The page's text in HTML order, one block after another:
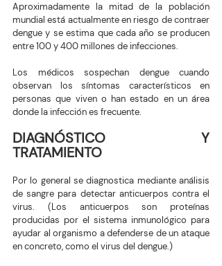
Aproximadamente la mitad de la población
mundial está actualmente en riesgo de contraer
dengue y se estima que cada año se producen
entre 100 y 400 millones de infecciones.
Los médicos sospechan dengue cuando
observan los síntomas característicos en
personas que viven o han estado en un área
donde la infección es frecuente.
DIAGNÓSTICO Y
TRATAMIENTO
Por lo general se diagnostica mediante análisis
de sangre para detectar anticuerpos contra el
virus. (Los anticuerpos son proteínas
producidas por el sistema inmunológico para
ayudar al organismo a defenderse de un ataque
en concreto, como el virus del dengue.)